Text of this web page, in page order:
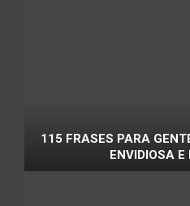
115 FRASES PARA
ENVIDIOSA E